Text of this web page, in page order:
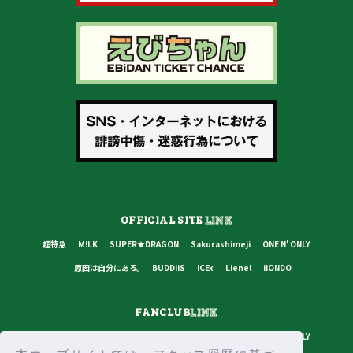
OFFICIAL SITELINK
超特急 M!LK SUPER★DRAGON Sakurashimeji
ONE N' ONLY
原因は自分にある。
BUDDiiS ICEx Lienel iiONDO
FANCLUBLINK
ONE N' ONLY